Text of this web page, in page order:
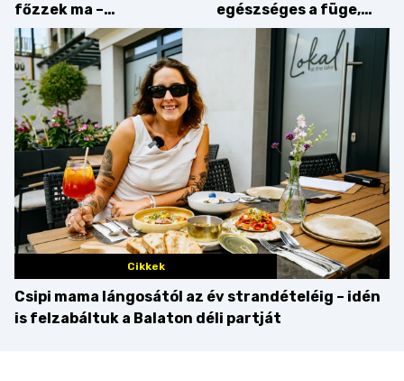
főzzek ma –
Villámgyors menü
egészséges a füge,
mint amilyennek
gondoljuk?
Cikkek
Csipi mama lángosától az év strandételéig – idén
is felzabáltuk a Balaton déli partját